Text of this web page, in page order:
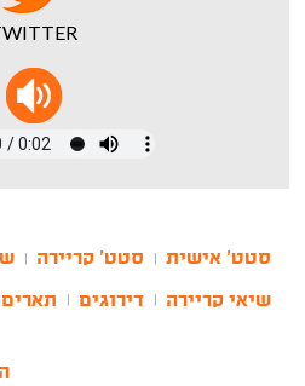
סטט' אישית סטט' קריירה
שיאי קריירה דירוגים תארים